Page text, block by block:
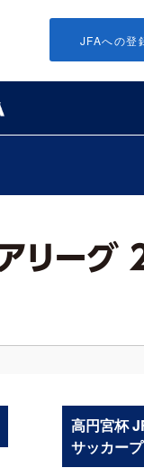
JFAへの登
高円宮杯
サッカー